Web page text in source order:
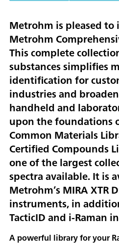
Metrohm is pleased
Metrohm
This complete
substances simplifies
identification for
industries and
handheld and
upon the foundations
Common Materials
Certified Compounds
one of the largest
spectra available. It is
Metrohm’s MIRA XTR
instruments, in
TacticID and i-Raman
A powerful library for your